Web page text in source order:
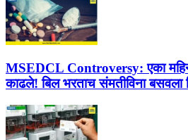
MSEDCL Controversy: एका
काढले! बिल भरताच संमतीविना बसवला